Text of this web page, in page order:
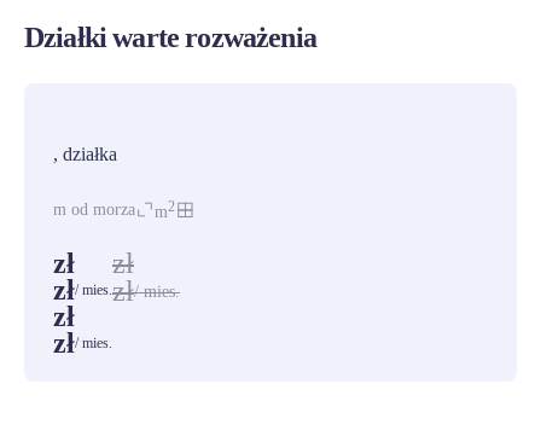
Działki warte rozważenia
, działka
m od morza m2
zł
zł/ mies.
zł
zł/ mies.
zł
zł/ mies.